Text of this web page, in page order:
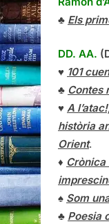
♣ Els
DD. AA.
♥ 101
♣ Contes
♥ A
història
Orient.
♦ Crònica
♠ Som
♣ Poesia